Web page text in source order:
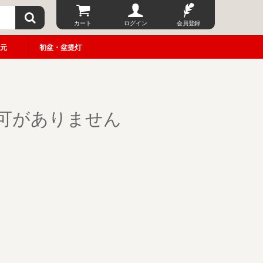
カート ログイン 会員登録
初盆・盆提灯
がありません